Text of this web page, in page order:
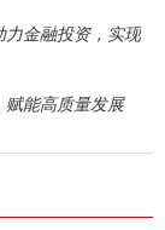
金融投资，实现
赋能高质量发展